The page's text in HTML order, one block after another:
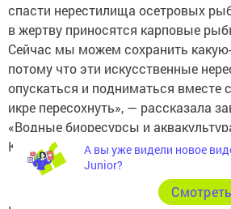
спасти нерестилища осетровых
в жертву приносятся карповые
Сейчас мы можем сохранить
потому что эти искусственные
опускаться и подниматься вместе
икре пересохнуть», — рассказала
«Водные биоресурсы и
Калайда.
А вы уже видели новое
Junior?
Cмотреть